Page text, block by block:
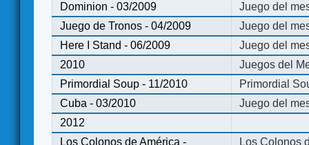
Dominion - 03/2009
Juego del
Juego de Tronos - 04/2009
Juego del
Here I Stand - 06/2009
Juego del
2010
Juegos del
Primordial Soup - 11/2010
Primordial
Cuba - 03/2010
Juego del
2012
Los Colonos de América -
Los Colonos